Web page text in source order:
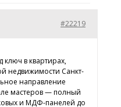
#22219
в квартирах,
недвижимости Санкт-
направление
мастеров — полный
и МДФ-панелей до